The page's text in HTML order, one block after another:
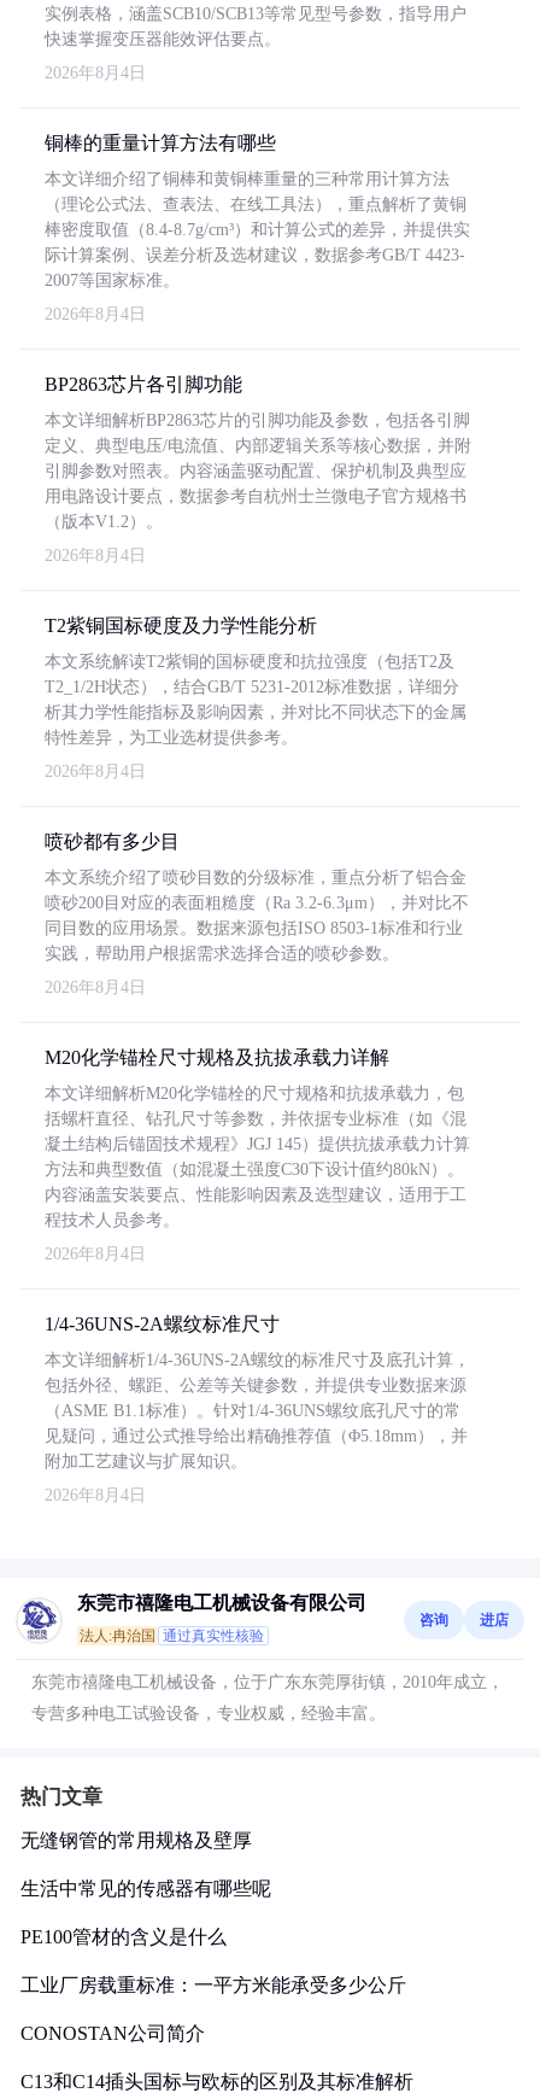
实例表格，涵盖SCB10/SCB13等常见型号参数，指导用户
快速掌握变压器能效评估要点。
2026年8月4日
铜棒的重量计算方法有哪些
本文详细介绍了铜棒和黄铜棒重量的三种常用计算方法
（理论公式法、查表法、在线工具法），重点解析了黄铜
棒密度取值（8.4-8.7g/cm³）和计算公式的差异，并提供实
际计算案例、误差分析及选材建议，数据参考GB/T 4423-
2007等国家标准。
2026年8月4日
BP2863芯片各引脚功能
本文详细解析BP2863芯片的引脚功能及参数，包括各引脚
定义、典型电压/电流值、内部逻辑关系等核心数据，并附
引脚参数对照表。内容涵盖驱动配置、保护机制及典型应
用电路设计要点，数据参考自杭州士兰微电子官方规格书
（版本V1.2）。
2026年8月4日
T2紫铜国标硬度及力学性能分析
本文系统解读T2紫铜的国标硬度和抗拉强度（包括T2及
T2_1/2H状态），结合GB/T 5231-2012标准数据，详细分
析其力学性能指标及影响因素，并对比不同状态下的金属
特性差异，为工业选材提供参考。
2026年8月4日
喷砂都有多少目
本文系统介绍了喷砂目数的分级标准，重点分析了铝合金
喷砂200目对应的表面粗糙度（Ra 3.2-6.3μm），并对比不
同目数的应用场景。数据来源包括ISO 8503-1标准和行业
实践，帮助用户根据需求选择合适的喷砂参数。
2026年8月4日
M20化学锚栓尺寸规格及抗拔承载力详解
本文详细解析M20化学锚栓的尺寸规格和抗拔承载力，包
括螺杆直径、钻孔尺寸等参数，并依据专业标准（如《混
凝土结构后锚固技术规程》JGJ 145）提供抗拔承载力计算
方法和典型数值（如混凝土强度C30下设计值约80kN）。
内容涵盖安装要点、性能影响因素及选型建议，适用于工
程技术人员参考。
2026年8月4日
1/4-36UNS-2A螺纹标准尺寸
本文详细解析1/4-36UNS-2A螺纹的标准尺寸及底孔计算，
包括外径、螺距、公差等关键参数，并提供专业数据来源
（ASME B1.1标准）。针对1/4-36UNS螺纹底孔尺寸的常
见疑问，通过公式推导给出精确推荐值（Φ5.18mm），并
附加工艺建议与扩展知识。
2026年8月4日
东莞市禧隆电工机械设备有限公司
法人:冉治国 通过真实性核验
咨询 进店
东莞市禧隆电工机械设备，位于广东东莞厚街镇，2010年成立，
专营多种电工试验设备，专业权威，经验丰富。
热门文章
无缝钢管的常用规格及壁厚
生活中常见的传感器有哪些呢
PE100管材的含义是什么
工业厂房载重标准：一平方米能承受多少公斤
CONOSTAN公司简介
C13和C14插头国标与欧标的区别及其标准解析